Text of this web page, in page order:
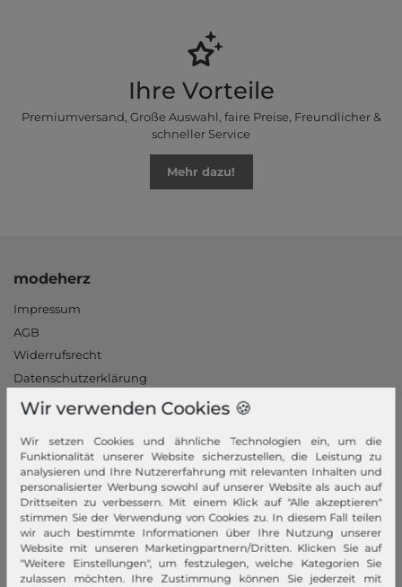
Ihre Vorteile
Premiumversand, Große Auswahl, faire Preise, Freundlicher &
schneller Service
Mehr dazu!
modeherz
Impressum
AGB
Widerrufsrecht
Datenschutzerklärung
Datenschutzeinstellungen
Jobs
Unsere Stores
Mein Konto
Login
Neukunde?
Wir verwenden Cookies 🍪
Wir setzen Cookies und ähnliche Technologien ein, um die
Funktionalität unserer Website sicherzustellen, die Leistung zu
analysieren und Ihre Nutzererfahrung mit relevanten Inhalten und
personalisierter Werbung sowohl auf unserer Website als auch auf
Drittseiten zu verbessern. Mit einem Klick auf "Alle akzeptieren"
stimmen Sie der Verwendung von Cookies zu. In diesem Fall teilen
wir auch bestimmte Informationen über Ihre Nutzung unserer
Website mit unseren Marketingpartnern/Dritten. Klicken Sie auf
"Weitere Einstellungen", um festzulegen, welche Kategorien Sie
zulassen möchten. Ihre Zustimmung können Sie jederzeit mit